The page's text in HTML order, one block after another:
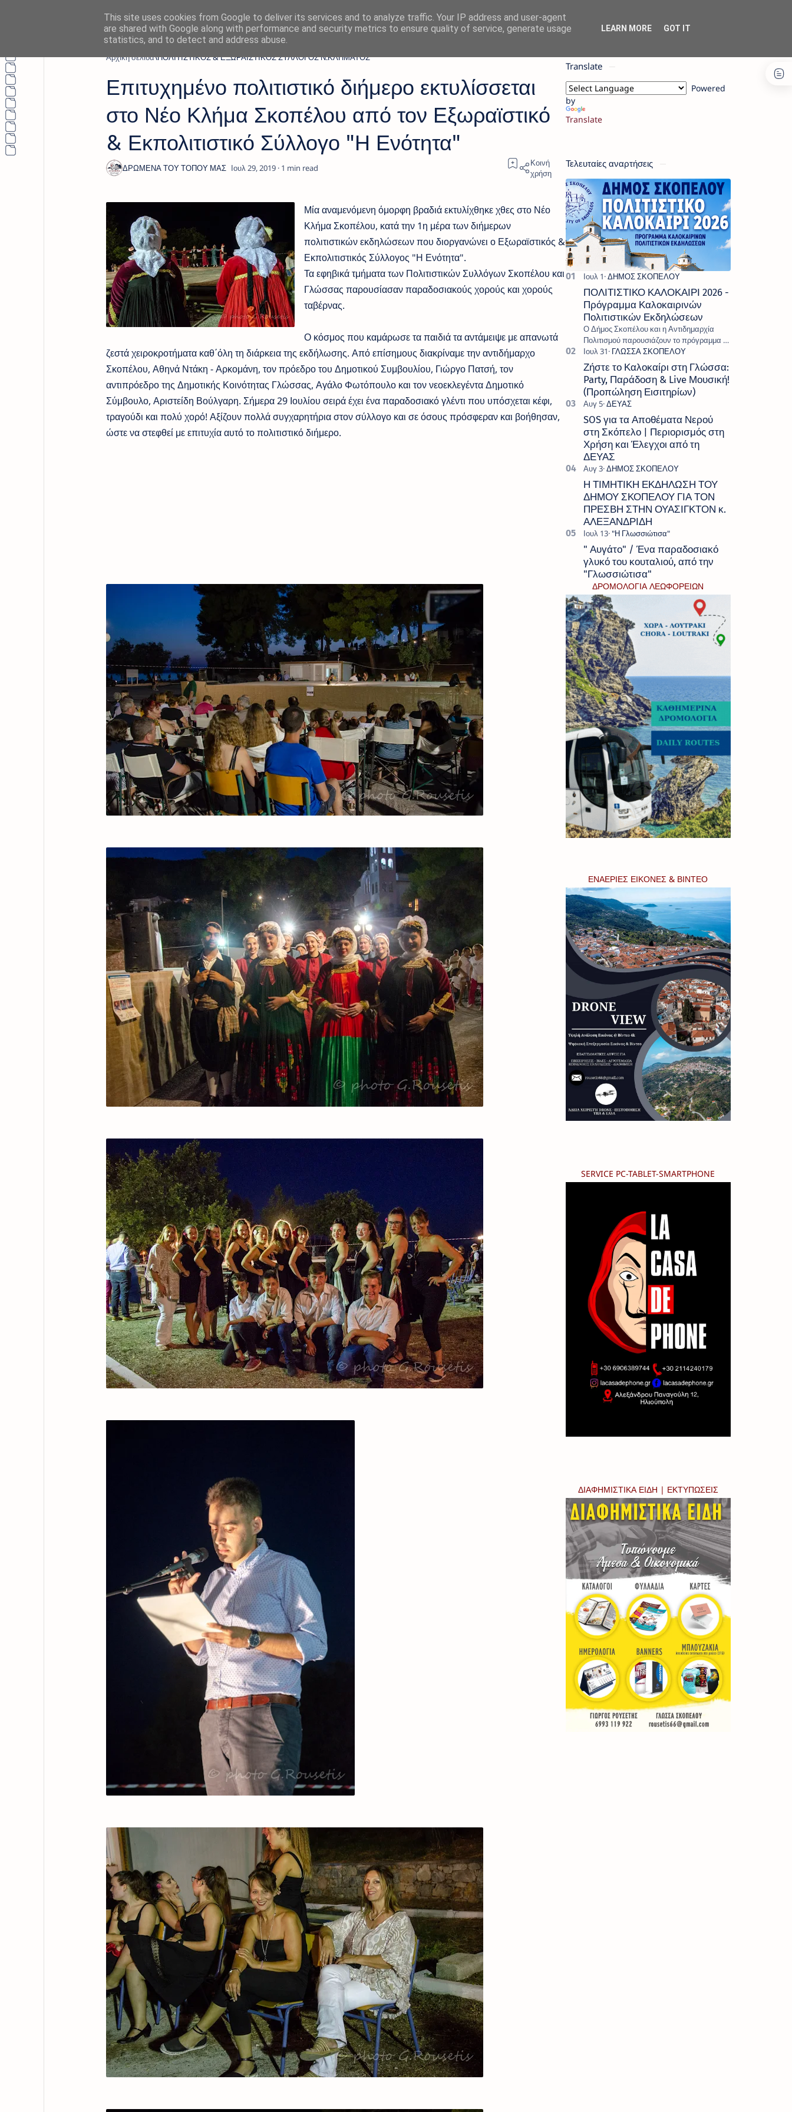
Αρχική σελίδα ΠΟΛΙΤΙΣΤΙΚΟΣ & ΕΞΩΡΑΪΣΤΙΚΟΣ ΣΥΛΛΟΓΟΣ Ν.ΚΛΗΜΑΤΟΣ
Επιτυχημένο πολιτιστικό διήμερο εκτυλίσσεται
στο Νέο Κλήμα Σκοπέλου από τον Εξωραϊστικό
& Εκπολιτιστικό Σύλλογο "Η Ενότητα"
1
Μία αναμενόμενη όμορφη βραδιά εκτυλίχθηκε χθες στο Νέο
Κλήμα Σκοπέλου, κατά την 1η μέρα των διήμερων
πολιτιστικών εκδηλώσεων που διοργανώνει ο Εξωραϊστικός &
Εκπολιτιστικός Σύλλογος "Η Ενότητα".
Τα εφηβικά τμήματα των Πολιτιστικών Συλλόγων Σκοπέλου και
Γλώσσας παρουσίασαν παραδοσιακούς χορούς και χορούς
ταβέρνας.
Ο κόσμος που καμάρωσε τα παιδιά τα αντάμειψε με απανωτά
ζεστά χειροκροτήματα καθ΄όλη τη διάρκεια της εκδήλωσης. Από επίσημους διακρίναμε την αντιδήμαρχο
Σκοπέλου, Αθηνά Ντάκη - Αρκομάνη, τον πρόεδρο του Δημοτικού Συμβουλίου, Γιώργο Πατσή, τον
αντιπρόεδρο της Δημοτικής Κοινότητας Γλώσσας, Αγάλο Φωτόπουλο και τον νεοεκλεγέντα Δημοτικό
Σύμβουλο, Αριστείδη Βούλγαρη. Σήμερα 29 Ιουλίου σειρά έχει ένα παραδοσιακό γλέντι που υπόσχεται κέφι,
τραγούδι και πολύ χορό! Αξίζουν πολλά συγχαρητήρια στον σύλλογο και σε όσους πρόσφεραν και βοήθησαν,
ώστε να στεφθεί με επιτυχία αυτό το πολιτιστικό διήμερο.
Translate
Powered
by
Translate
Τελευταίες αναρτήσεις
ΠΟΛΙΤΙΣΤΙΚΟ ΚΑΛΟΚΑΙΡΙ 2026 -
Πρόγραμμα Καλοκαιρινών
Πολιτιστικών Εκδηλώσεων
Ο Δήμος Σκοπέλου και η Αντιδημαρχία
Πολιτισμού παρουσιάζουν το πρόγραμμα «
Πολιτιστικό Καλοκαίρι 2026 », ένα πλούσιο
και πολυσυλλεκτικό πρόγραμμα εκδ…
Ζήστε το Καλοκαίρι στη Γλώσσα:
Party, Παράδοση & Live Μουσική!
(Προπώληση Εισιτηρίων)
SOS για τα Αποθέματα Νερού
στη Σκόπελο | Περιορισμός στη
Χρήση και Έλεγχοι από τη
ΔΕΥΑΣ
Η ΤΙΜΗΤΙΚΗ ΕΚΔΗΛΩΣΗ ΤΟΥ
ΔΗΜΟΥ ΣΚΟΠΕΛΟΥ ΓΙΑ ΤΟΝ
ΠΡΕΣΒΗ ΣΤΗΝ ΟΥΑΣΙΓΚΤΟΝ κ.
ΑΛΕΞΑΝΔΡΙΔΗ
" Αυγάτο" / Ένα παραδοσιακό
γλυκό του κουταλιού, από την
"Γλωσσιώτισα"
ΔΡΟΜΟΛΟΓΙΑ ΛΕΩΦΟΡΕΙΩΝ
ΕΝΑΕΡΙΕΣ ΕΙΚΟΝΕΣ & ΒΙΝΤΕΟ
SERVICE PC-TABLET-SMARTPHONE
ΔΙΑΦΗΜΙΣΤΙΚΑ ΕΙΔΗ | ΕΚΤΥΠΩΣΕΙΣ
This site uses cookies from Google to deliver its services and to analyze traffic. Your IP address and user-agent
are shared with Google along with performance and security metrics to ensure quality of service, generate usage
statistics, and to detect and address abuse.
LEARN MORE GOT IT